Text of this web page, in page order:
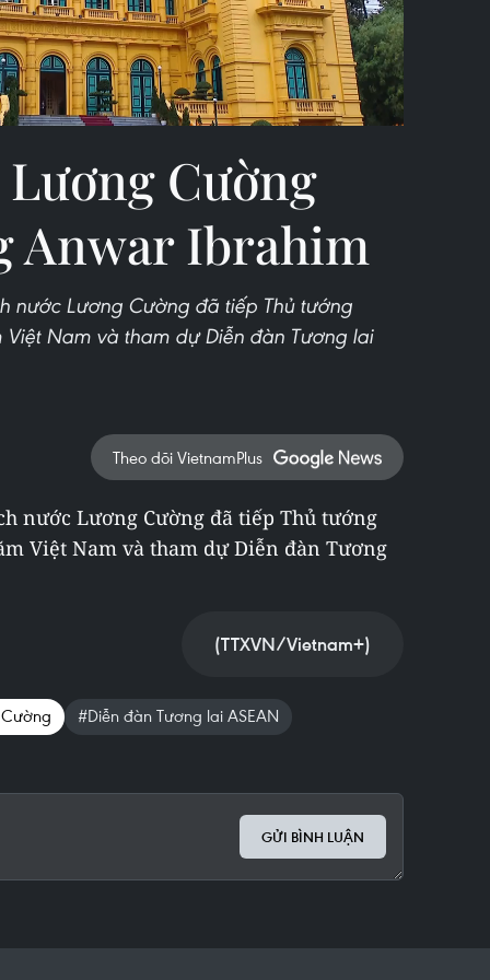
Cường
Anwar Ibrahim
nước Lương Cường đã tiếp Thủ tướng
Nam và tham dự Diễn đàn Tương lai
Theo dõi VietnamPlus
nước Lương Cường đã tiếp Thủ tướng
Việt Nam và tham dự Diễn đàn Tương
(TTXVN/Vietnam+)
#Diễn đàn Tương lai ASEAN
GỬI BÌNH LUẬN